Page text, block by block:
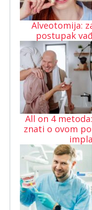
Alveotomija:
postupak
All on 4
znati o ovom